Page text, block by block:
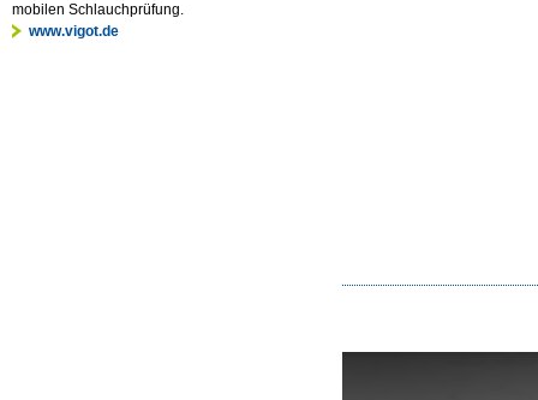
mobilen Schlauchprüfung.
www.vigot.de